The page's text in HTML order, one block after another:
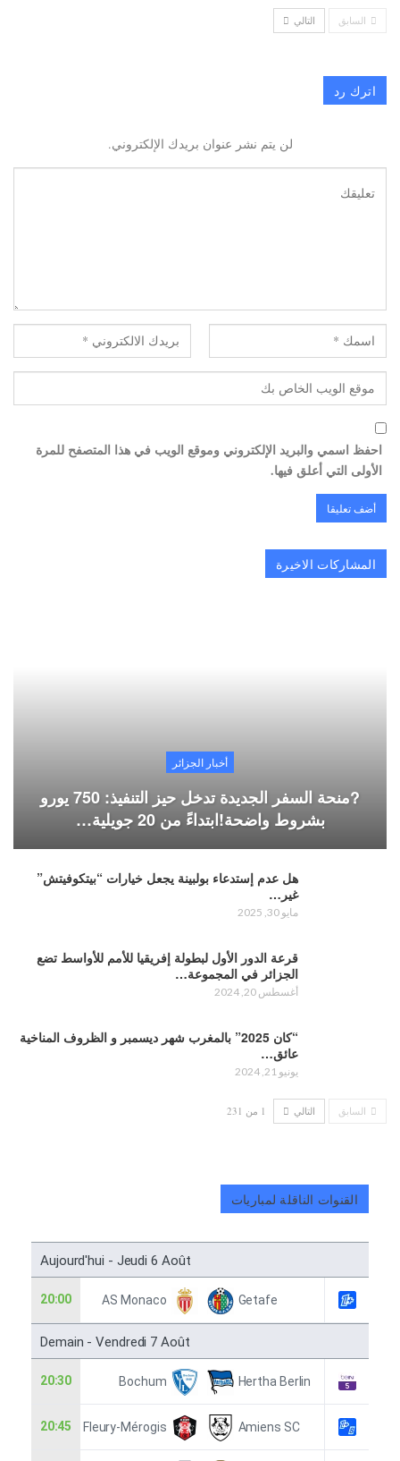
السابق التالي
اترك رد
لن يتم نشر عنوان بريدك الإلكتروني.
احفظ اسمي والبريد الإلكتروني وموقع الويب في هذا المتصفح للمرة
الأولى التي أعلق فيها.
المشاركات الاخيرة
أخبار الجزائر
?منحة السفر الجديدة تدخل حيز التنفيذ: 750 يورو
بشروط واضحة!ابتداءً من 20 جويلية…
هل عدم إستدعاء بولبينة يجعل خيارات “بيتكوفيتش”
غير…
مايو 30, 2025
قرعة الدور الأول لبطولة إفريقيا للأمم للأواسط تضع
الجزائر في المجموعة…
أغسطس 20, 2024
“كان 2025” بالمغرب شهر ديسمبر و الظروف المناخية
عائق…
يونيو 21, 2024
السابق التالي 1 من 231
القنوات الناقلة لمباريات